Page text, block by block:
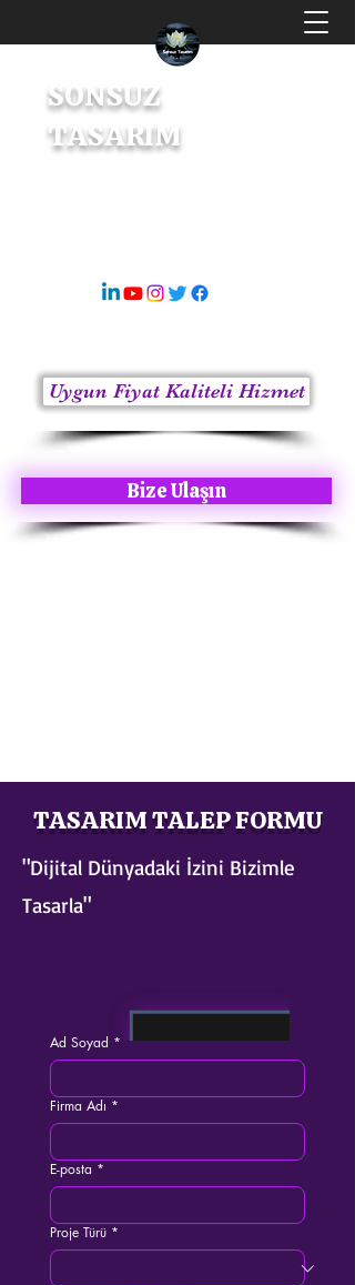
SONSUZ
TASARIM
Uygun Fiyat Kaliteli Hizmet
Bize Ulaşın
TASARIM TALEP FORMU
"Dijital Dünyadaki İzini Bizimle
Tasarla"
Ad Soyad *
Firma Adı *
E-posta *
Proje Türü *